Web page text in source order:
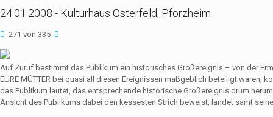
24.01.2008 - Kulturhaus Osterfeld, Pforzheim
271 von 335
Auf Zuruf bestimmt das Publikum ein historisches Großereignis – von der
EURE MÜTTER bei quasi all diesen Ereignissen maßgeblich beteiligt waren,
das Publikum lautet, das entsprechende historische Großereignis drum
Ansicht des Publikums dabei den kessesten Strich beweist, landet samt